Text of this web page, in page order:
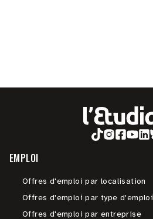
EMPLOI
Offres d'emploi par localisation
Offres d'emploi par type d'emploi
Offres d'emploi par entreprise